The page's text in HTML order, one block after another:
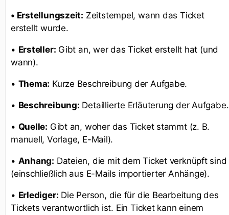
• Erstellungszeit: Zeitstempel, wann das Ticket
erstellt wurde.
• Ersteller: Gibt an, wer das Ticket erstellt hat (und
wann).
• Thema: Kurze Beschreibung der Aufgabe.
• Beschreibung: Detaillierte Erläuterung der Aufgabe.
• Quelle: Gibt an, woher das Ticket stammt (z. B.
manuell, Vorlage, E-Mail).
• Anhang: Dateien, die mit dem Ticket verknüpft sind
(einschließlich aus E-Mails importierter Anhänge).
• Erlediger: Die Person, die für die Bearbeitung des
Tickets verantwortlich ist. Ein Ticket kann einem